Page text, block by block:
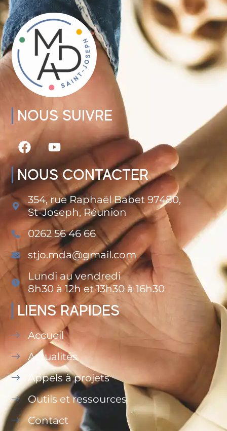
NOUS SUIVRE
NOUS CONTACTER
354, rue Raphaël Babet 97480,
St-Joseph, Réunion
0262 56 46 66
stjo.mda@gmail.com
Lundi au vendredi
8h30 à 12h et 13h30 à 16h30
LIENS RAPIDES
Accueil
Actualités
Appels à projets
Outils et ressources
Contact